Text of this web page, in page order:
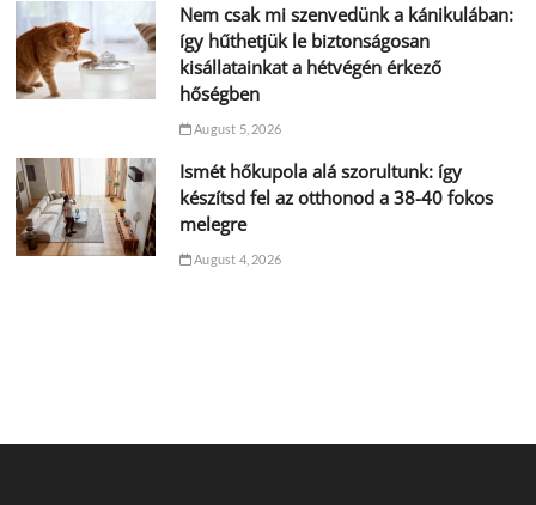
Nem csak mi szenvedünk a kánikulában:
így hűthetjük le biztonságosan
kisállatainkat a hétvégén érkező
hőségben
August 5, 2026
Ismét hőkupola alá szorultunk: így
készítsd fel az otthonod a 38-40 fokos
melegre
August 4, 2026